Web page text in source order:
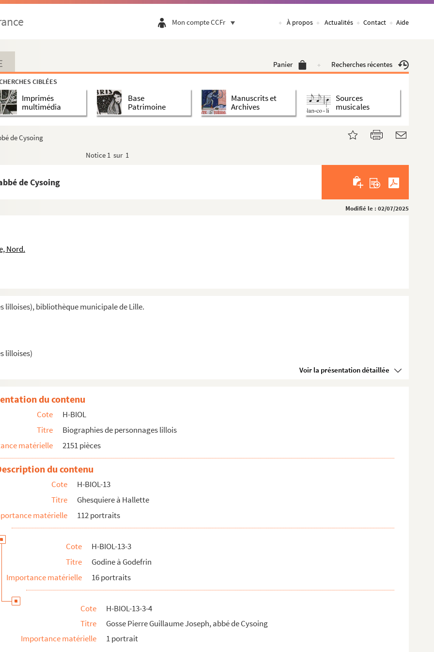
Mon compte CCFr À propos Actualités Contact Aide
Panier Recherches récentes
CIBLÉES
Imprimés
multimédia
Base
Patrimoine
Manuscrits et
Archives
Sources
musicales
de Cysoing
Notice 1 sur 1
de Cysoing
Modifié le : 02/07/2025
Nord.
lilloises), bibliothèque municipale de Lille.
lilloises)
Voir la présentation détaillée
de Cysoing
conventionnel
du contenu
Cote
H-BIOL
Titre
Biographies de personnages lillois
matérielle
2151 pièces
du contenu
Cote
H-BIOL-13
Titre
Ghesquiere à Hallette
matérielle
112 portraits
Cote
H-BIOL-13-3
Titre
Godine à Godefrin
Importance matérielle
16 portraits
Cote
H-BIOL-13-3-4
Titre
Gosse Pierre Guillaume Joseph, abbé de Cysoing
Importance matérielle
1 portrait